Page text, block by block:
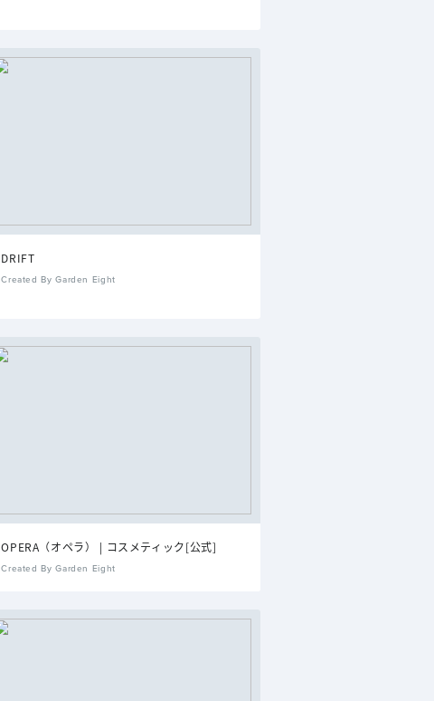
DRIFT
Created By Garden Eight
OPERA（オペラ） | コスメティック[公式]
Created By Garden Eight